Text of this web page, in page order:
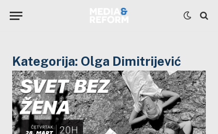
Kategorija: Olga Dimitrijević